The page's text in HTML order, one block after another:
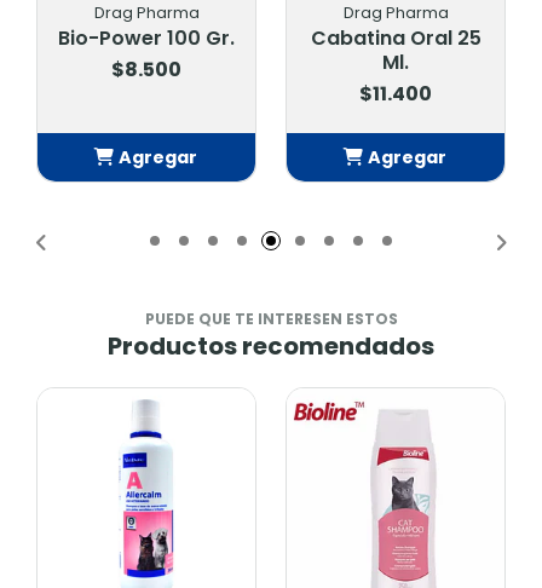
Drag Pharma
Bio-Power 100 Gr.
$8.500
Agregar
Drag Pharma
Cabatina Oral 25
Ml.
$11.400
Agregar
PUEDE QUE TE INTERESEN ESTOS
Productos recomendados